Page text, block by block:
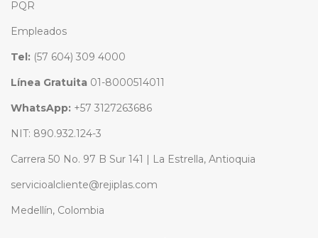
PQR
Empleados
Tel: (57 604) 309 4000
Línea Gratuita 01-8000514011
WhatsApp: +57 3127263686
NIT: 890.932.124-3
Carrera 50 No. 97 B Sur 141 | La Estrella, Antioquia
servicioalcliente@rejiplas.com
Medellín, Colombia